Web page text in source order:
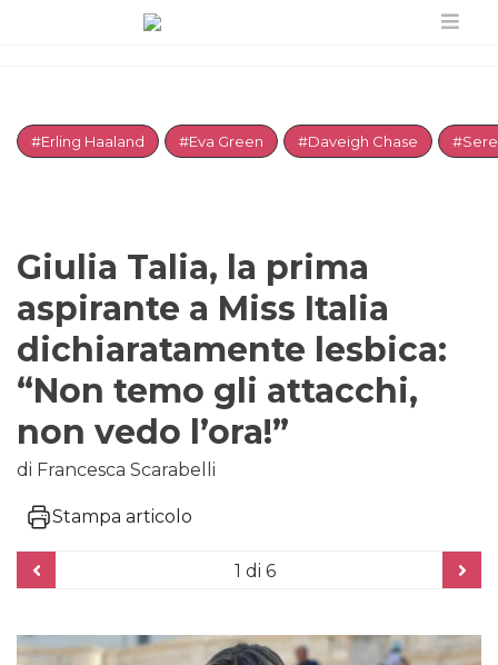
#Erling Haaland #Eva Green #Daveigh Chase
Giulia Talia, la prima
aspirante a Miss Italia
dichiaratamente lesbica:
“Non temo gli attacchi,
non vedo l’ora!”
di Francesca Scarabelli
Stampa articolo
1 di 6